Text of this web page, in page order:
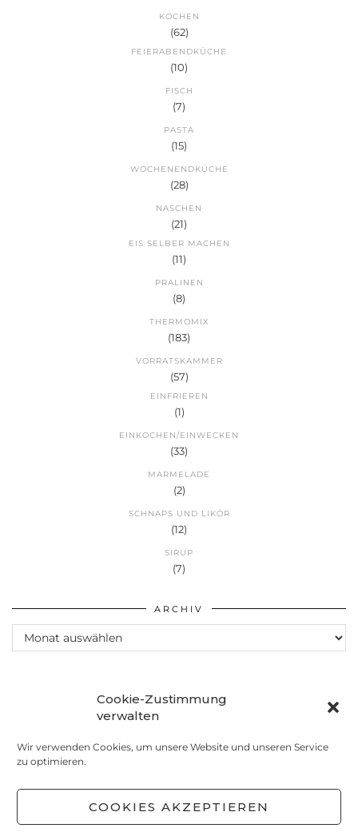
Cookie-Zustimmung
verwalten
Wir verwenden Cookies, um unsere Website und unseren Service
zu optimieren.
COOKIES AKZEPTIEREN
KOCHEN
(62)
FEIERABENDKÜCHE
(10)
FISCH
(7)
PASTA
(15)
WOCHENENDKÜCHE
(28)
NASCHEN
(21)
EIS SELBER MACHEN
(11)
PRALINEN
(8)
THERMOMIX
(183)
VORRATSKAMMER
(57)
EINFRIEREN
(1)
EINKOCHEN/EINWECKEN
(33)
MARMELADE
(2)
SCHNAPS UND LIKÖR
(12)
SIRUP
(7)
ARCHIV
Archiv